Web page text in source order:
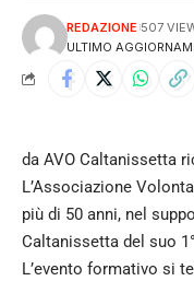
ULTIMO
REDAZIONE 507
da AVO Caltanissetta
L’Associazione
più di 50 anni, nel
Caltanissetta del suo
L’evento formativo si